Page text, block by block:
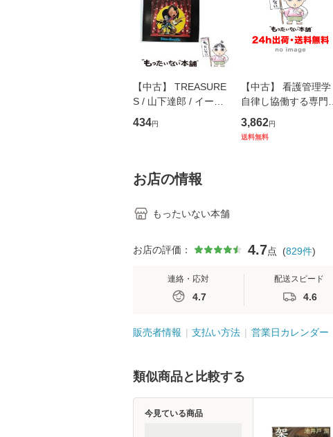
【中古】 TREASURE
S / 山下達郎 / イース
トウエスト・ジャパン
[CD]【メール便送料無
434円
【中古】 看護管理学
自律し協働する専門職
の看護マネジメントス
キル 改訂第3版 (看護
3,862円
送料無料
お店の情報
もったいない本舗
お店の評価： 4.7点 (829件)
連絡・応対
4.7
配送スピード
4.6
販売者情報 支払い方法 営業日カレンダー
類似商品と比較する
今見ている商品